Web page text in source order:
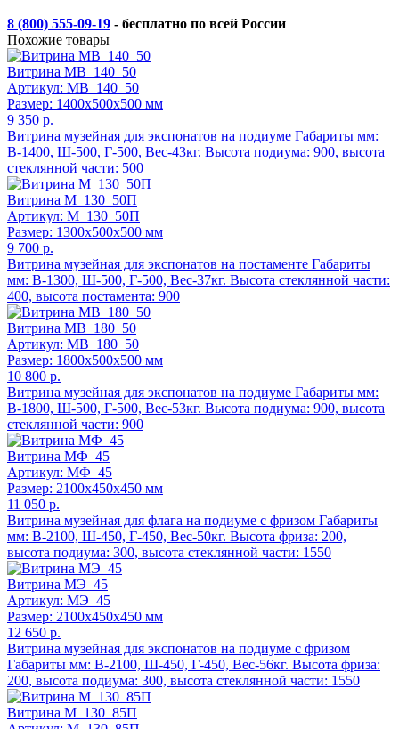
8 (800) 555-09-19 - бесплатно по всей России
Похожие товары
Витрина МВ_140_50
Артикул: МВ_140_50
Размер: 1400x500x500 мм
9 350 р.
Витрина музейная для экспонатов на подиуме Габариты мм:
В-1400, Ш-500, Г-500, Вес-43кг. Высота подиума: 900, высота
стеклянной части: 500
Витрина М_130_50П
Артикул: М_130_50П
Размер: 1300x500x500 мм
9 700 р.
Витрина музейная для экспонатов на постаменте Габариты
мм: В-1300, Ш-500, Г-500, Вес-37кг. Высота стеклянной части:
400, высота постамента: 900
Витрина МВ_180_50
Артикул: МВ_180_50
Размер: 1800x500x500 мм
10 800 р.
Витрина музейная для экспонатов на подиуме Габариты мм:
В-1800, Ш-500, Г-500, Вес-53кг. Высота подиума: 900, высота
стеклянной части: 900
Витрина МФ_45
Артикул: МФ_45
Размер: 2100x450x450 мм
11 050 р.
Витрина музейная для флага на подиуме с фризом Габариты
мм: В-2100, Ш-450, Г-450, Вес-50кг. Высота фриза: 200,
высота подиума: 300, высота стеклянной части: 1550
Витрина МЭ_45
Артикул: МЭ_45
Размер: 2100x450x450 мм
12 650 р.
Витрина музейная для экспонатов на подиуме с фризом
Габариты мм: В-2100, Ш-450, Г-450, Вес-56кг. Высота фриза:
200, высота подиума: 300, высота стеклянной части: 1550
Витрина М_130_85П